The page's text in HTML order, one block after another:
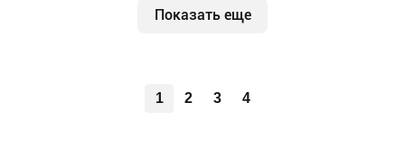
Показать еще
1 2 3 4